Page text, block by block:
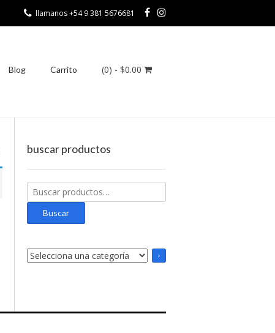
llamanos +54 9 381 5676681
(0) - $0.00
Blog Carrito
buscar productos
Buscar
por:
Buscar
Selecciona